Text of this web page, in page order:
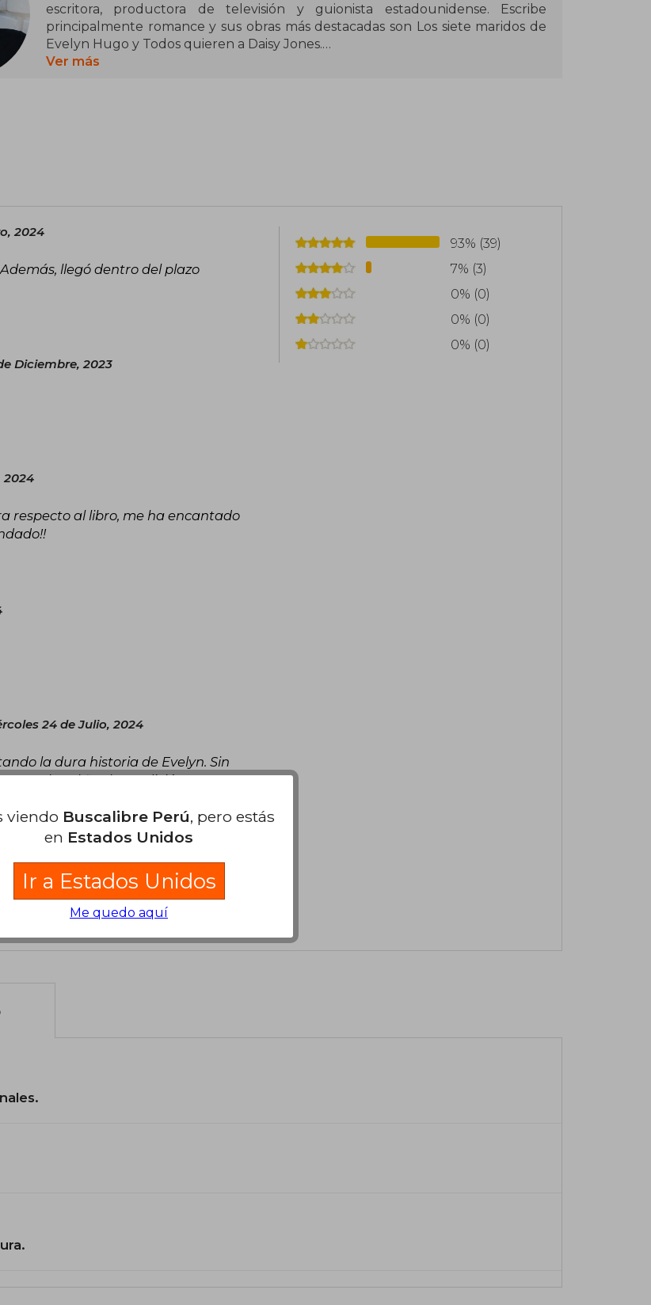
escritora, productora de televisión y guionista estadounidense. Escribe
principalmente romance y sus obras más destacadas son Los siete maridos de
Evelyn Hugo y Todos quieren a Daisy Jones.
Ver más
2024
llegó dentro del plazo
Diciembre, 2023
2024
respecto al libro, me ha encantado
24 de Julio, 2024
la dura historia de Evelyn. Sin
al final. La edición es
tu propia evaluación
93% (39)
7% (3)
0% (0)
0% (0)
0% (0)
viendo Buscalibre Perú, pero estás
en Estados Unidos
Ir a Estados Unidos
Me quedo aquí